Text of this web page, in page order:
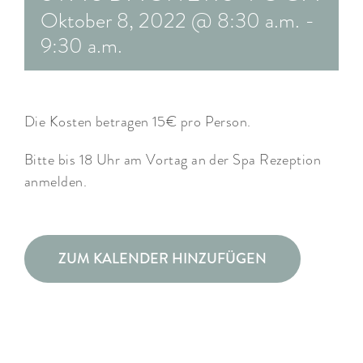
ARRANGEMENTS
WISSENSWERTES
Oktober 8, 2022 @ 8:30 a.m. -
9:30 a.m.
Die Kosten betragen 15€ pro Person.
Bitte bis 18 Uhr am Vortag an der Spa Rezeption
anmelden.
ZUM KALENDER HINZUFÜGEN